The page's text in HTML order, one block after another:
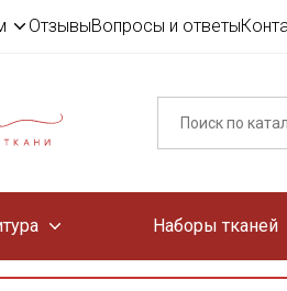
ОтзывыВопросы и ответы
Наборы тканей